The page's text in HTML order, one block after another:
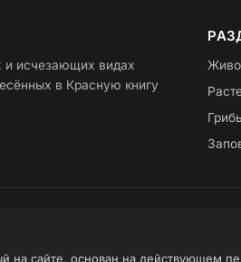
и исчезающих видах
в Красную книгу
на сайте, основан на действующем